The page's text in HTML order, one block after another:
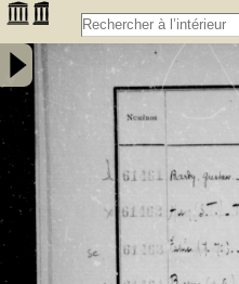
Inventaire des fonds
bibliothèques universitaires de
d'inventaire de FR 61461 à FR
(1441-1970)